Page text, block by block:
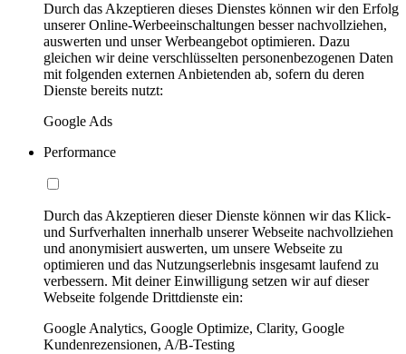
Durch das Akzeptieren dieses Dienstes können wir den Erfolg
unserer Online-Werbeeinschaltungen besser nachvollziehen,
auswerten und unser Werbeangebot optimieren. Dazu
gleichen wir deine verschlüsselten personenbezogenen Daten
mit folgenden externen Anbietenden ab, sofern du deren
Dienste bereits nutzt:
Google Ads
Performance
Durch das Akzeptieren dieser Dienste können wir das Klick-
und Surfverhalten innerhalb unserer Webseite nachvollziehen
und anonymisiert auswerten, um unsere Webseite zu
optimieren und das Nutzungserlebnis insgesamt laufend zu
verbessern. Mit deiner Einwilligung setzen wir auf dieser
Webseite folgende Drittdienste ein:
Google Analytics, Google Optimize, Clarity, Google
Kundenrezensionen, A/B-Testing